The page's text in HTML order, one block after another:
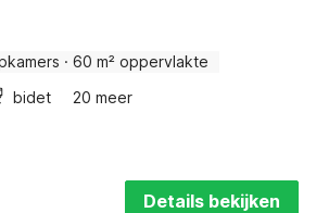
· 60 m² oppervlakte
bidet 20 meer
Details bekijken